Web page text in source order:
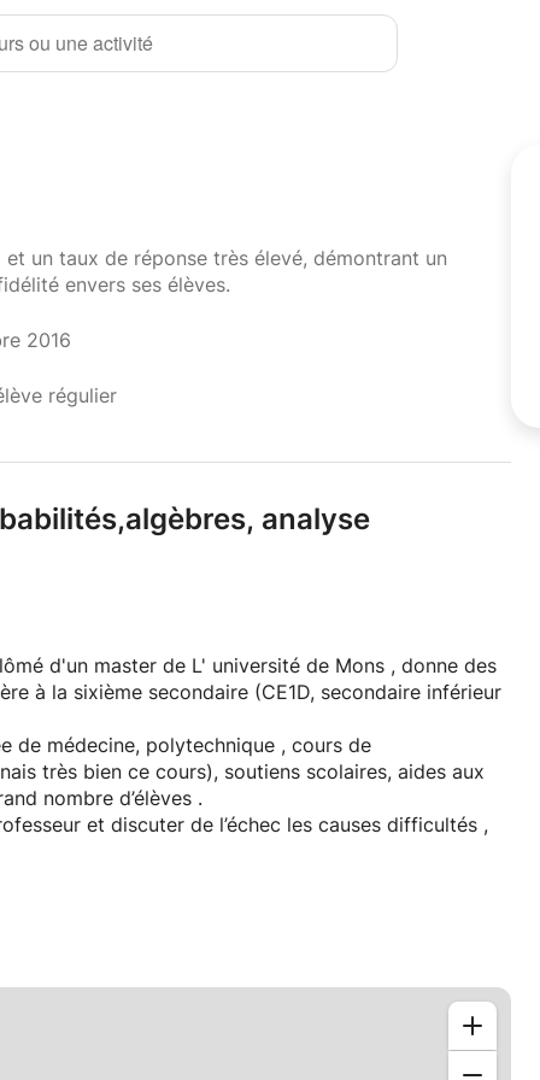
ou une activité
un taux de réponse très élevé, démontrant un
envers ses élèves.
2016
régulier
algèbres, analyse
d'un master de L' université de Mons , donne des
à la sixième secondaire (CE1D, secondaire inférieur
de médecine, polytechnique , cours de
très bien ce cours), soutiens scolaires, aides aux
nombre d’élèves .
et discuter de l’échec les causes difficultés ,